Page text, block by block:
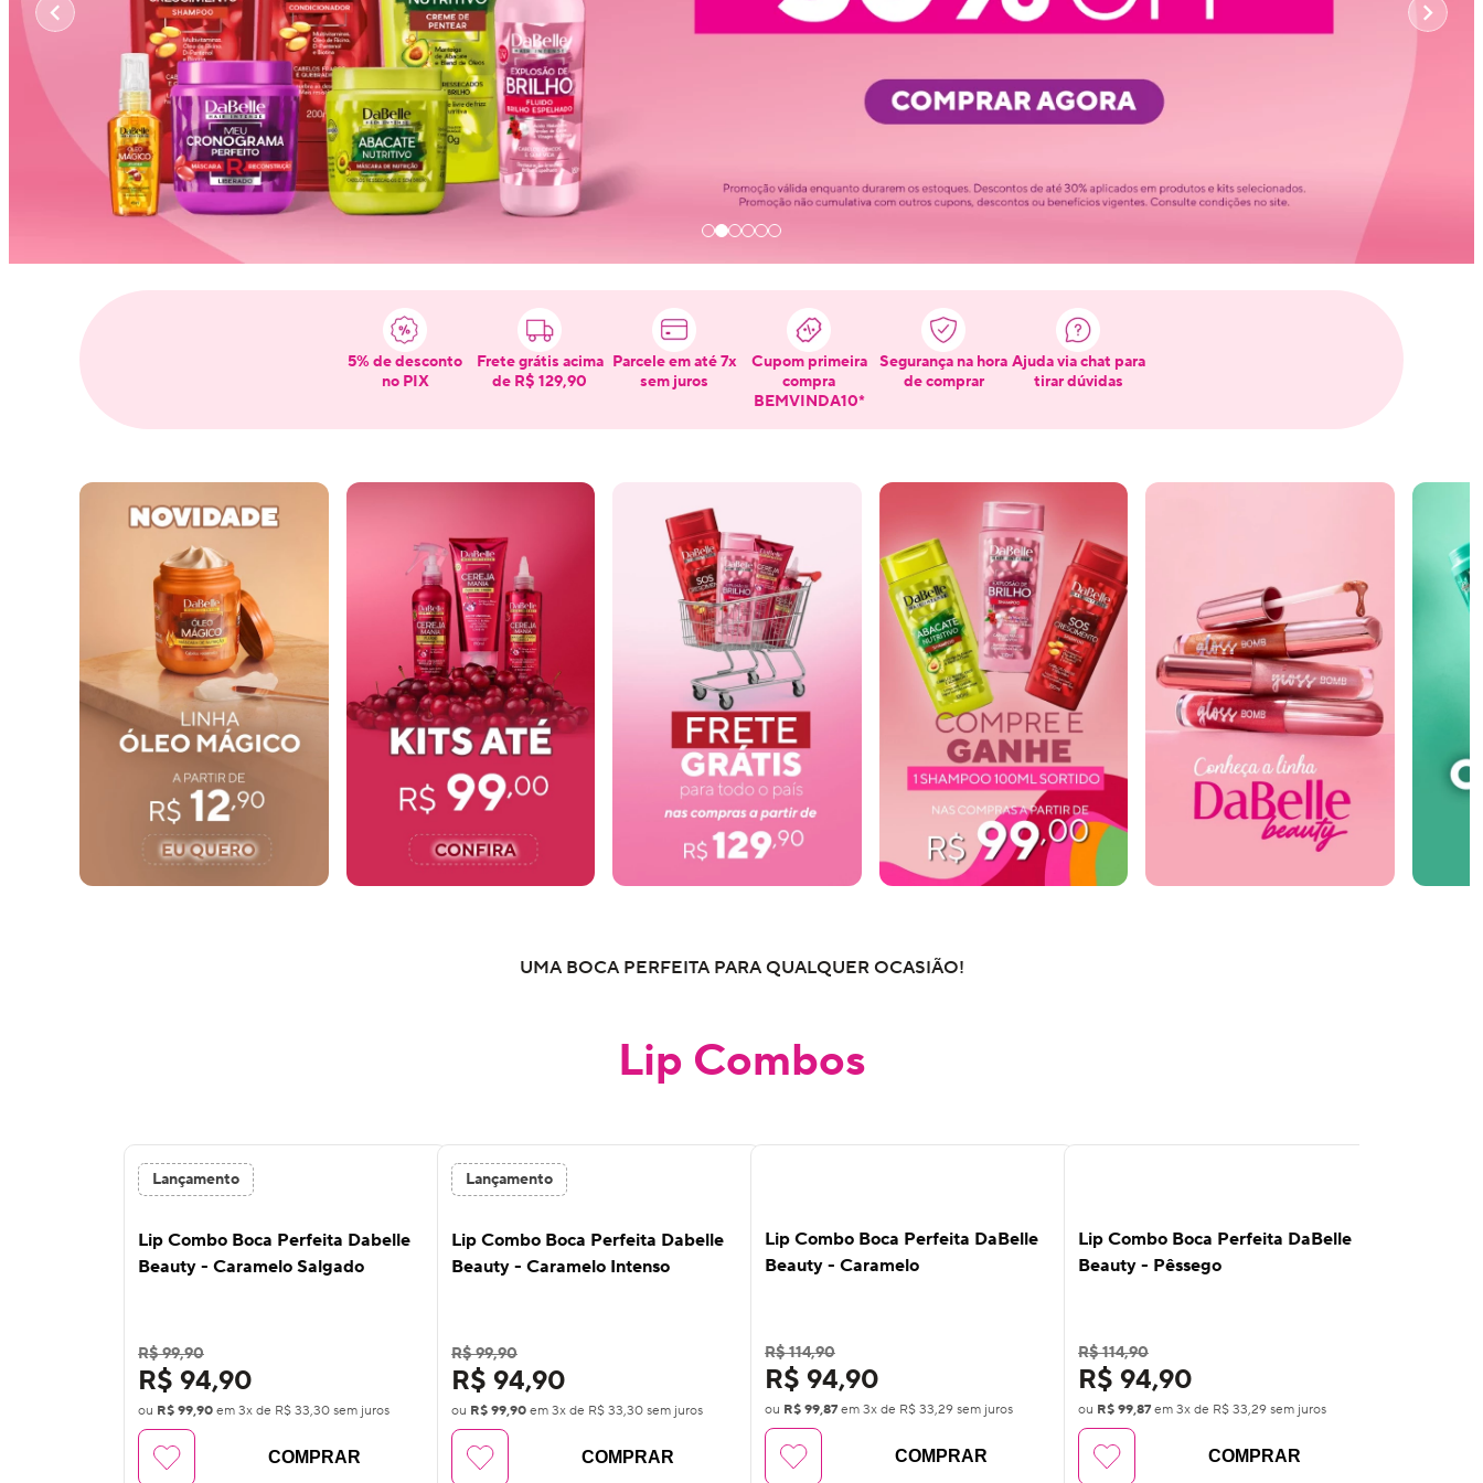
5% de desconto
no PIX
Frete grátis acima
de R$ 129,90
Parcele em até 7x
sem juros
Cupom primeira
compra
BEMVINDA10*
Segurança na hora
de comprar
Ajuda via chat para
tirar dúvidas
UMA BOCA PERFEITA PARA QUALQUER OCASIÃO!
Lip Combos
Lançamento
Lip Combo Boca Perfeita Dabelle
Beauty - Caramelo Salgado
R$ 99,90
R$ 94,90
ou R$ 99,90 em 3x de R$ 33,30 sem juros
COMPRAR
Lançamento
Lip Combo Boca Perfeita Dabelle
Beauty - Caramelo Intenso
R$ 99,90
R$ 94,90
ou R$ 99,90 em 3x de R$ 33,30 sem juros
COMPRAR
Lip Combo Boca Perfeita DaBelle
Beauty - Caramelo
R$ 114,90
R$ 94,90
ou R$ 99,87 em 3x de R$ 33,29 sem juros
COMPRAR
Lip Combo Boca Perfeita DaBelle
Beauty - Pêssego
R$ 114,90
R$ 94,90
ou R$ 99,87 em 3x de R$ 33,29 sem juros
COMPRAR